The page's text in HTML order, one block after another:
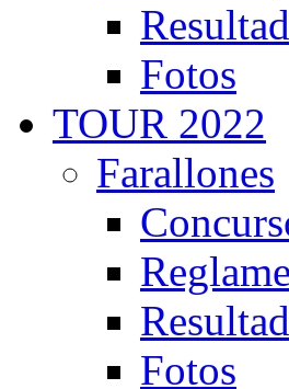
Fotos
TOUR 2022
Farallones
Fotos